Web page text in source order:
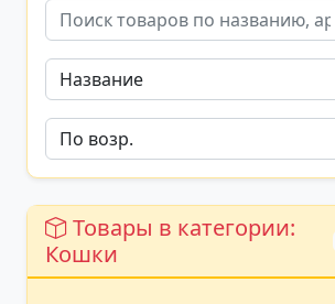
Товары в категории:
Кошки